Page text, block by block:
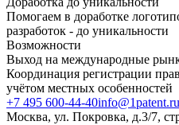
Помогаем в доработке
разработок - до уникальности
Возможности
Выход на международные
Координация регистрации
учётом местных особенностей
+7 495 600-44-40info@1patent.ru
Москва, ул. Покровка, д.3/7,